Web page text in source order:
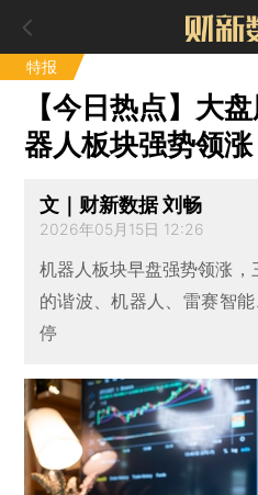
特报
【今日热点】大
器人板块强势领涨
文｜财新数据 刘畅
2026年05月15日 12:26
机器人板块早盘强势领涨
的谐波、机器人、雷赛智
停